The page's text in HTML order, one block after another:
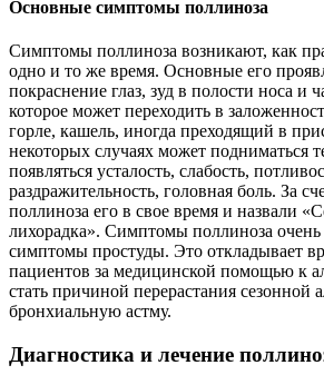
Основные симптомы поллиноза
Симптомы поллиноза возникают, как
одно и то же время. Основные его
покраснение глаз, зуд в полости носа и
которое может переходить в
горле, кашель, иногда преходящий в
некоторых случаях может подниматься
появляться усталость, слабость,
раздражительность, головная боль. За
поллиноза его в свое время и назвали
лихорадка». Симптомы поллиноза
симптомы простуды. Это откладывает
пациентов за медицинской помощью к
стать причиной перерастания сезонной
бронхиальную астму.
Диагностика и лечение